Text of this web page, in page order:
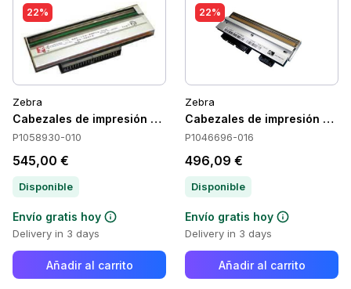
22%
Zebra
Cabezales de impresión Zebra P1058930-010
P1058930-010
545,00 €
Disponible
Envío gratis hoy
Delivery in 3 days
Añadir al carrito
22%
Zebra
Cabezales de impresión
P1046696-016
496,09 €
Disponible
Envío gratis hoy
Delivery in 3 days
Añadir al carrito